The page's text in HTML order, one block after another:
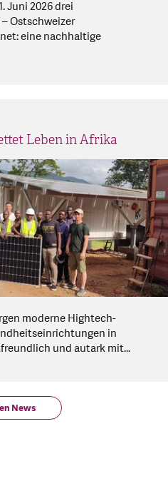
Juni 2026 drei
Ostschweizer
eine nachhaltige
Leben in Afrika
moderne Hightech-
in
und autark mit...
News